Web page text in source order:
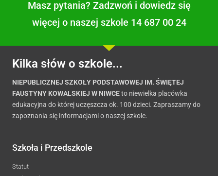
Masz pytania? Zadzwoń i dowiedz się
więcej o naszej szkole 14 687 00 24
Kilka słów o szkole...
NIEPUBLICZNEJ SZKOŁY PODSTAWOWEJ IM. ŚWIĘTEJ
FAUSTYNY KOWALSKIEJ W NIWCEto niewielka placówka
edukacyjna do której uczęszcza ok. 100 dzieci. Zapraszamy do
zapoznania się informacjami o naszej szkole.
Szkoła i Przedszkole
Statut